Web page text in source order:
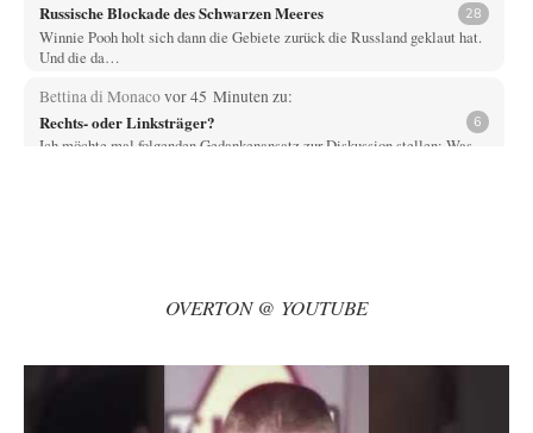
Russische Blockade des Schwarzen Meeres 28
Winnie Pooh holt sich dann die Gebiete zurück die Russland geklaut hat.
Und die da…
Bettina di Monacovor 45 Minuten zu:
Rechts- oder Linksträger? 6
Ich möchte mal folgenden Gedankenansatz zur Diskussion stellen: Was
vor 1 Stunde zu:
Herr Erdmann spricht von "Moral und Ethik" und ist in seinem Herzen
DIRTY OPERATING SYSTEMvor 2 Stunden zu:
OVERTON @ YOUTUBE